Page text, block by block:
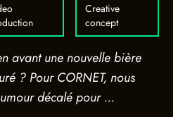
Creative
concept
avant une nouvelle bière
? Pour CORNET, nous
décalé pour ...